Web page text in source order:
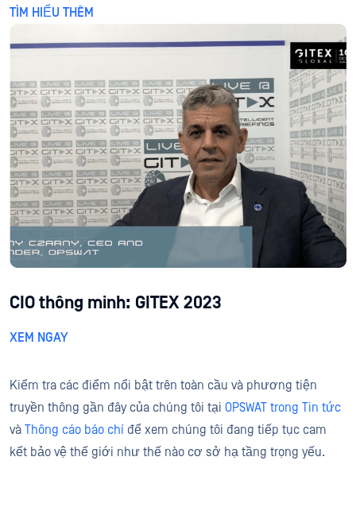
TÌM HIỂU THÊM
CIO thông minh: GITEX 2023
XEM NGAY
Kiểm tra các điểm nổi bật trên toàn cầu và phương tiện
truyền thông gần đây của chúng tôi tại OPSWAT trong Tin tức
và Thông cáo báo chí để xem chúng tôi đang tiếp tục cam
kết bảo vệ thế giới như thế nào cơ sở hạ tầng trọng yếu.